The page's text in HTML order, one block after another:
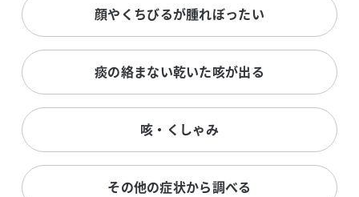
顔やくちびるが腫れぼったい
痰の絡まない乾いた咳が出る
咳・くしゃみ
その他の症状から調べる